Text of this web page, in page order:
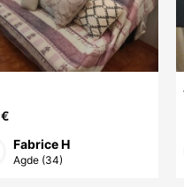
Fabrice H
Agde (34)